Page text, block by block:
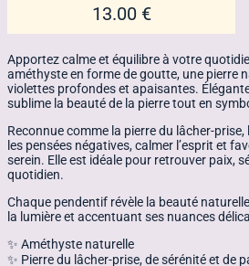
13.00 €
Apportez calme et équilibre à votre
améthyste en forme de goutte, une pierre
violettes profondes et apaisantes.
sublime la beauté de la pierre tout en
Reconnue comme la pierre du lâcher-prise,
les pensées négatives, calmer l’esprit et
serein. Elle est idéale pour retrouver paix,
quotidien.
Chaque pendentif révèle la beauté
la lumière et accentuant ses nuances
✨ Améthyste naturelle
✨ Pierre du lâcher-prise, de sérénité et de